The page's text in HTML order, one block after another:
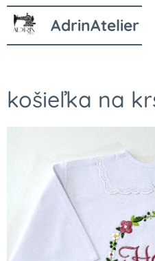
AdrinAtelier
košieľka na